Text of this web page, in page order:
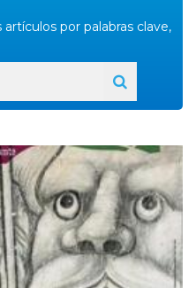
por palabras clave,